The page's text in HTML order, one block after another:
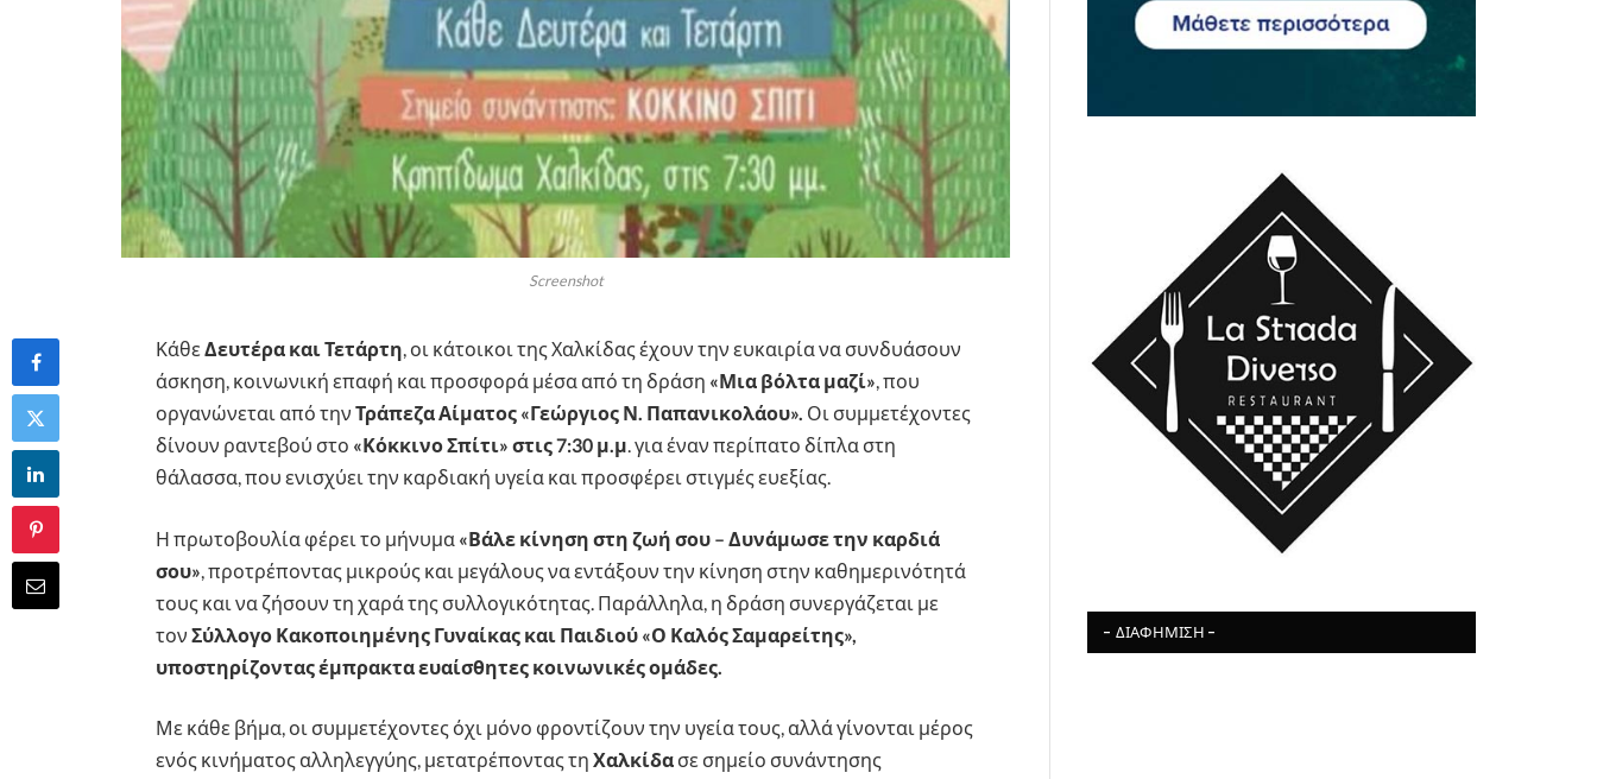
Screenshot
ΚάθεΔευτέρα και Τετάρτη, οι κάτοικοι της Χαλκίδας έχουν την ευκαιρία να συνδυάσουν
άσκηση, κοινωνική επαφή και προσφορά μέσα από τη δράση «Μια βόλτα μαζί», που
οργανώνεται από τηνΤράπεζα Αίματος «Γεώργιος Ν. Παπανικολάου». Οι συμμετέχοντες
δίνουν ραντεβού στο «Κόκκινο Σπίτι» στις 7:30 μ.μ. για έναν περίπατο δίπλα στη
θάλασσα, που ενισχύει την καρδιακή υγεία και προσφέρει στιγμές ευεξίας.
Η πρωτοβουλία φέρει το μήνυμα «Βάλε κίνηση στη ζωή σου – Δυνάμωσε την καρδιά
σου» , προτρέποντας μικρούς και μεγάλους να εντάξουν την κίνηση στην καθημερινότητά
τους και να ζήσουν τη χαρά της συλλογικότητας. Παράλληλα, η δράση συνεργάζεται με
τον Σύλλογο Κακοποιημένης Γυναίκας και Παιδιού «Ο Καλός Σαμαρείτης»,
υποστηρίζοντας έμπρακτα ευαίσθητες κοινωνικές ομάδες.
Με κάθε βήμα, οι συμμετέχοντες όχι μόνο φροντίζουν την υγεία τους, αλλά γίνονται μέρος
ενός κινήματος αλληλεγγύης, μετατρέποντας τηΧαλκίδα σε σημείο συνάντησης
- ΔΙΑΦΉΜΙΣΗ -